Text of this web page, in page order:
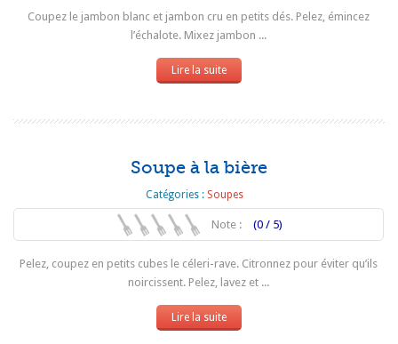
Coupez le jambon blanc et jambon cru en petits dés. Pelez, émincez
l’échalote. Mixez jambon ...
Lire la suite
Soupe à la bière
Catégories : Soupes
Note : (0 / 5)
Pelez, coupez en petits cubes le céleri-rave. Citronnez pour éviter qu’ils
noircissent. Pelez, lavez et ...
Lire la suite